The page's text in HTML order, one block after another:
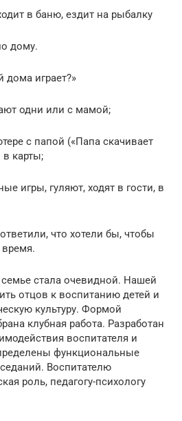
в баню, ездит на рыбалку
дому.
дома играет?»
одни или с мамой;
с папой («Папа скачивает
карты;
игры, гуляют, ходят в гости, в
что хотели бы, чтобы
стала очевидной. Нашей
отцов к воспитанию детей и
культуру. Формой
клубная работа. Разработан
воспитателя и
функциональные
Воспитателю
роль, педагогу-психологу